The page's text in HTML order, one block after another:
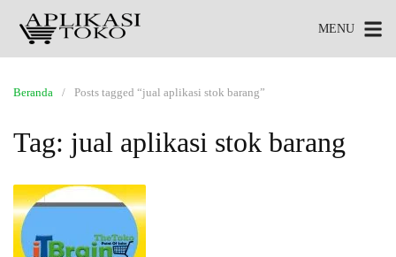
MENU
Beranda Posts tagged “jual aplikasi stok barang”
Tag: jual aplikasi stok barang